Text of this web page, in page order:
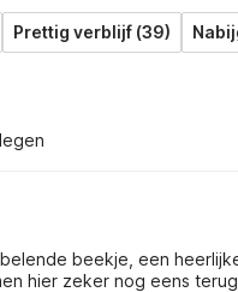
Prettig verblijf (39)
beekje, een
hier zeker nog eens